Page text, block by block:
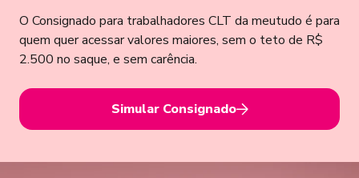
O Consignado para trabalhadores CLT da meutudo é para
quem quer acessar valores maiores, sem o teto de R$
2.500 no saque, e sem carência.
Simular Consignado